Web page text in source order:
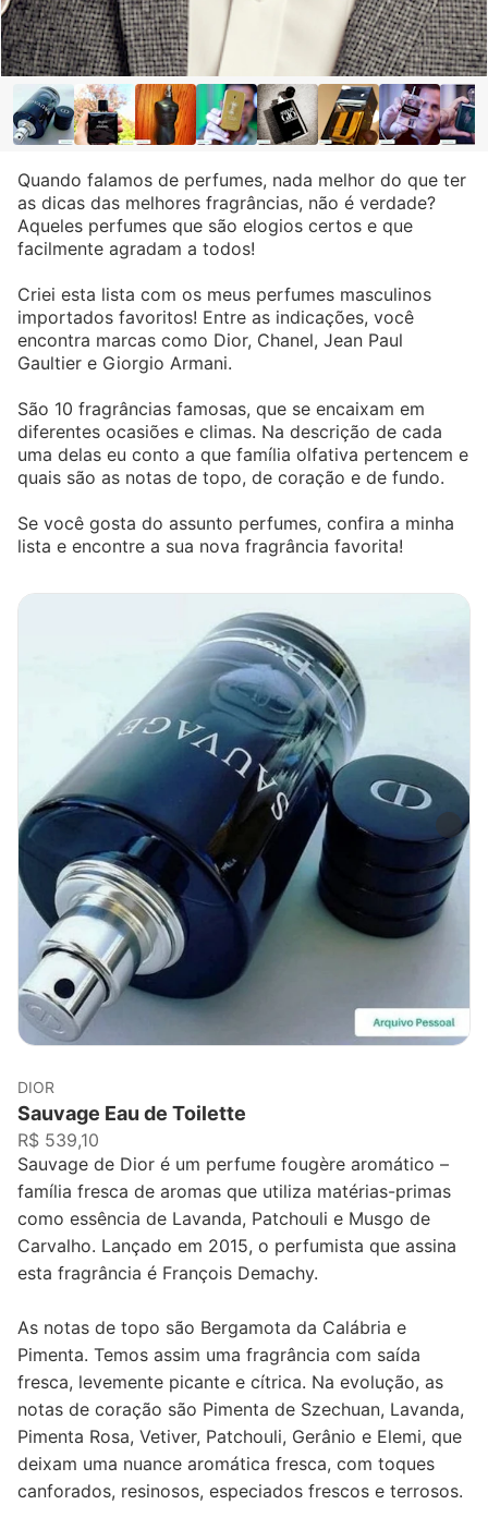
Quando falamos de perfumes, nada melhor do que ter
as dicas das melhores fragrâncias, não é verdade?
Aqueles perfumes que são elogios certos e que
facilmente agradam a todos!
Criei esta lista com os meus perfumes masculinos
importados favoritos! Entre as indicações, você
encontra marcas como Dior, Chanel, Jean Paul
Gaultier e Giorgio Armani.
São 10 fragrâncias famosas, que se encaixam em
diferentes ocasiões e climas. Na descrição de cada
uma delas eu conto a que família olfativa pertencem e
quais são as notas de topo, de coração e de fundo.
Se você gosta do assunto perfumes, confira a minha
lista e encontre a sua nova fragrância favorita!
DIOR
Sauvage Eau de Toilette
R$ 539,10
Sauvage de Dior é um perfume fougère aromático –
família fresca de aromas que utiliza matérias-primas
como essência de Lavanda, Patchouli e Musgo de
Carvalho. Lançado em 2015, o perfumista que assina
esta fragrância é François Demachy.
As notas de topo são Bergamota da Calábria e
Pimenta. Temos assim uma fragrância com saída
fresca, levemente picante e cítrica. Na evolução, as
notas de coração são Pimenta de Szechuan, Lavanda,
Pimenta Rosa, Vetiver, Patchouli, Gerânio e Elemi, que
deixam uma nuance aromática fresca, com toques
canforados, resinosos, especiados frescos e terrosos.